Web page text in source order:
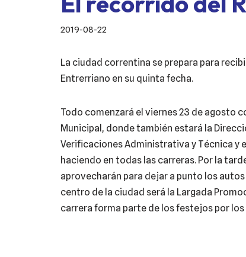
2019-08-22
La ciudad correntina se prepara para
Entrerriano en su quinta fecha.
Todo comenzará el viernes 23 de agosto
Municipal, donde también estará la
Verificaciones Administrativa y Técnica y
haciendo en todas las carreras. Por la
aprovecharán para dejar a punto los
centro de la ciudad será la Largada
carrera forma parte de los festejos por